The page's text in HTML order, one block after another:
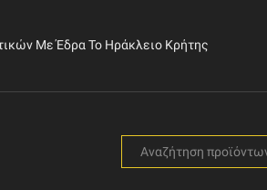
Με Έδρα Το Ηράκλειο Κρήτης